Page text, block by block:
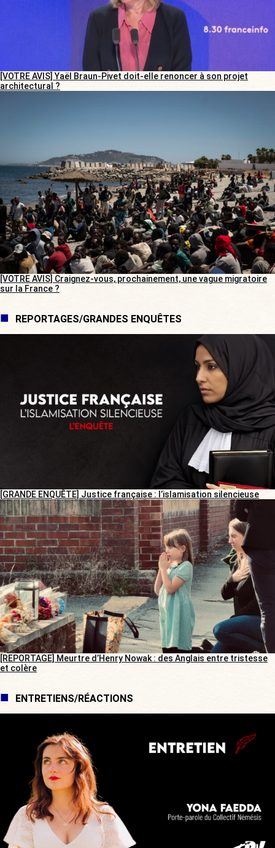
[VOTRE AVIS] Yaël Braun-Pivet doit-elle renoncer à son projet
architectural ?
[VOTRE AVIS] Craignez-vous, prochainement, une vague migratoire
sur la France ?
REPORTAGES/GRANDES ENQUÊTES
[GRANDE ENQUÊTE] Justice française : l’islamisation silencieuse
[REPORTAGE] Meurtre d’Henry Nowak : des Anglais entre tristesse
et colère
ENTRETIENS/RÉACTIONS